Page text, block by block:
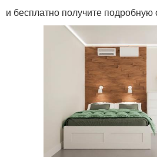
и бесплатно получите подробную